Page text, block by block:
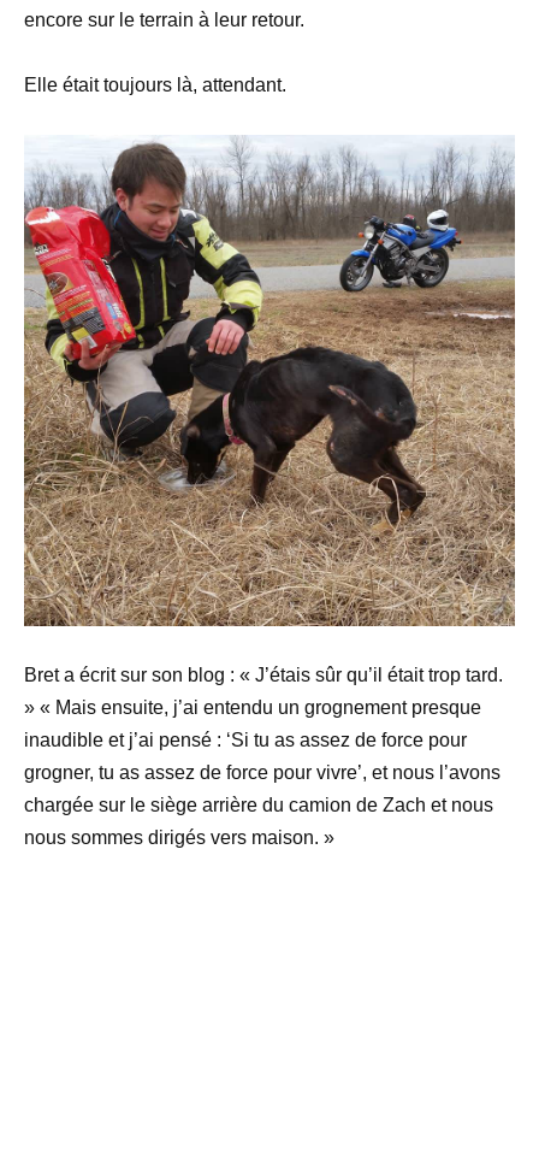
encore sur le terrain à leur retour.
Elle était toujours là, attendant.
Bret a écrit sur son blog : « J’étais sûr qu’il était trop tard.
» « Mais ensuite, j’ai entendu un grognement presque
inaudible et j’ai pensé : ‘Si tu as assez de force pour
grogner, tu as assez de force pour vivre’, et nous l’avons
chargée sur le siège arrière du camion de Zach et nous
nous sommes dirigés vers maison. »